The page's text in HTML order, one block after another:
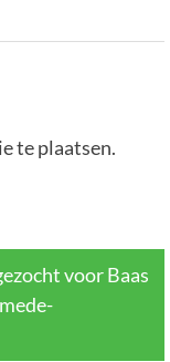
te plaatsen.
voor Baas